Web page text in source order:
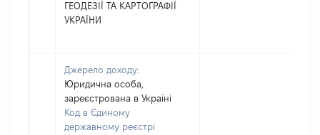
ГЕОДЕЗІЇ ТА КАРТОГРАФІЇ
УКРАЇНИ
Джерело доходу:
Юридична особа,
зареєстрована в Україні
Код в Єдиному
державному реєстрі